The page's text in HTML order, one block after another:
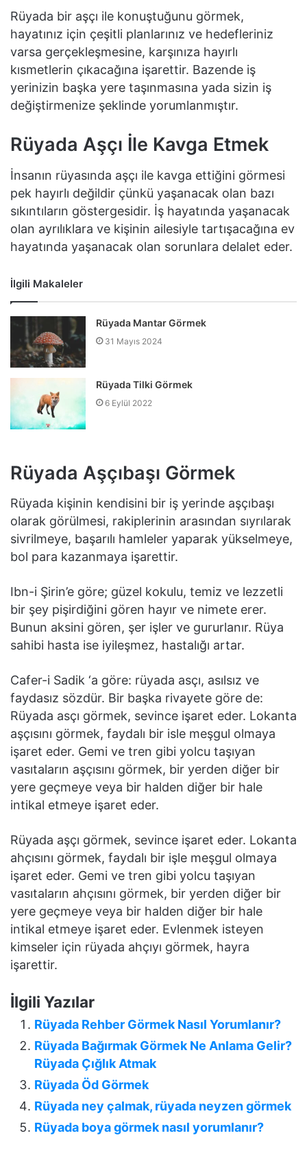
Rüyada bir aşçı ile konuştuğunu görmek,
hayatınız için çeşitli planlarınız ve hedefleriniz
varsa gerçekleşmesine, karşınıza hayırlı
kısmetlerin çıkacağına işarettir. Bazende iş
yerinizin başka yere taşınmasına yada sizin iş
değiştirmenize şeklinde yorumlanmıştır.
Rüyada Aşçı İle Kavga Etmek
İnsanın rüyasında aşçı ile kavga ettiğini görmesi
pek hayırlı değildir çünkü yaşanacak olan bazı
sıkıntıların göstergesidir. İş hayatında yaşanacak
olan ayrılıklara ve kişinin ailesiyle tartışacağına ev
hayatında yaşanacak olan sorunlara delalet eder.
İlgili Makaleler
Rüyada Mantar Görmek
31 Mayıs 2024
Rüyada Tilki Görmek
6 Eylül 2022
Rüyada Aşçıbaşı Görmek
Rüyada kişinin kendisini bir iş yerinde aşçıbaşı
olarak görülmesi, rakiplerinin arasından sıyrılarak
sivrilmeye, başarılı hamleler yaparak yükselmeye,
bol para kazanmaya işarettir.
Ibn-i Şirin’e göre; güzel kokulu, temiz ve lezzetli
bir şey pişirdiğini gören hayır ve nimete erer.
Bunun aksini gören, şer işler ve gururlanır. Rüya
sahibi hasta ise iyileşmez, hastalığı artar.
Cafer-i Sadik ‘a göre: rüyada asçı, asılsız ve
faydasız sözdür. Bir başka rivayete göre de:
Rüyada asçı görmek, sevince işaret eder. Lokanta
aşçısını görmek, faydalı bir isle meşgul olmaya
işaret eder. Gemi ve tren gibi yolcu taşıyan
vasıtaların aşçısını görmek, bir yerden diğer bir
yere geçmeye veya bir halden diğer bir hale
intikal etmeye işaret eder.
Rüyada aşçı görmek, sevince işaret eder. Lokanta
ahçısını görmek, faydalı bir işle meşgul olmaya
işaret eder. Gemi ve tren gibi yolcu taşıyan
vasıtaların ahçısını görmek, bir yerden diğer bir
yere geçmeye veya bir halden diğer bir hale
intikal etmeye işaret eder. Evlenmek isteyen
kimseler için rüyada ahçıyı görmek, hayra
işarettir.
İlgili Yazılar
Rüyada Rehber Görmek Nasıl Yorumlanır?
Rüyada Bağırmak Görmek Ne Anlama Gelir?
Rüyada Çığlık Atmak
Rüyada Öd Görmek
Rüyada ney çalmak, rüyada neyzen görmek
Rüyada boya görmek nasıl yorumlanır?